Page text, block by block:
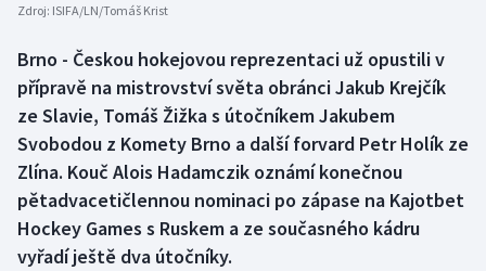
Biatlon
Boby a skeleton
Box
Curling
Dostihy
Aplikace ČT sport
AZ kvíz
Zdroj: ISIFA/LN/Tomáš Krist
Brno - Českou hokejovou reprezentaci už opustili v
přípravě na mistrovství světa obránci Jakub Krejčík
ze Slavie, Tomáš Žižka s útočníkem Jakubem
Svobodou z Komety Brno a další forvard Petr Holík ze
Zlína. Kouč Alois Hadamczik oznámí konečnou
pětadvacetičlennou nominaci po zápase na Kajotbet
Hockey Games s Ruskem a ze současného kádru
vyřadí ještě dva útočníky.